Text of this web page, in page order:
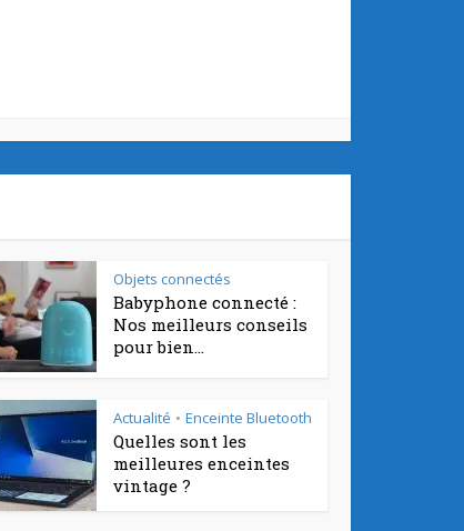
Objets connectés
Babyphone connecté :
Nos meilleurs conseils
pour bien...
Actualité • Enceinte Bluetooth
Quelles sont les
meilleures enceintes
vintage ?